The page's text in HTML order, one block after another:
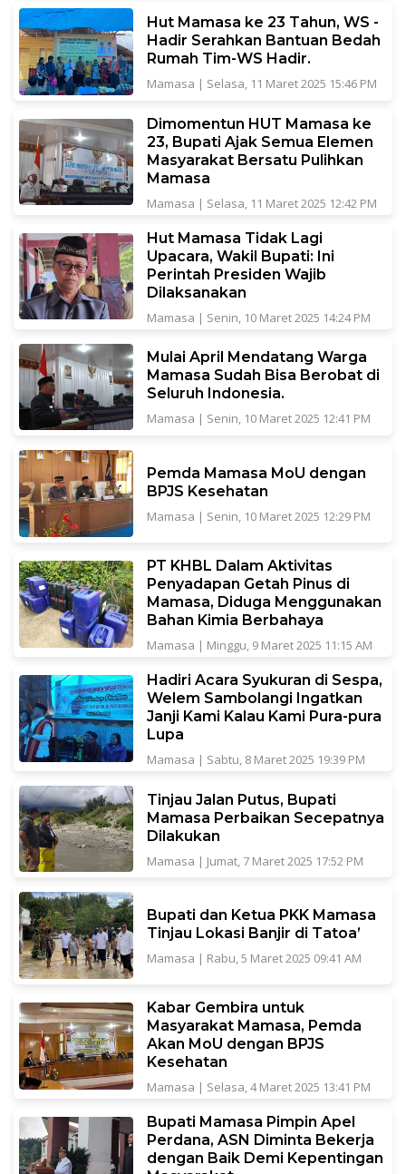
Hut Mamasa ke 23 Tahun, WS -
Hadir Serahkan Bantuan Bedah
Rumah Tim-WS Hadir.
Mamasa | Selasa, 11 Maret 2025 15:46 PM
Dimomentun HUT Mamasa ke
23, Bupati Ajak Semua Elemen
Masyarakat Bersatu Pulihkan
Mamasa
Mamasa | Selasa, 11 Maret 2025 12:42 PM
Hut Mamasa Tidak Lagi
Upacara, Wakil Bupati: Ini
Perintah Presiden Wajib
Dilaksanakan
Mamasa | Senin, 10 Maret 2025 14:24 PM
Mulai April Mendatang Warga
Mamasa Sudah Bisa Berobat di
Seluruh Indonesia.
Mamasa | Senin, 10 Maret 2025 12:41 PM
Pemda Mamasa MoU dengan
BPJS Kesehatan
Mamasa | Senin, 10 Maret 2025 12:29 PM
PT KHBL Dalam Aktivitas
Penyadapan Getah Pinus di
Mamasa, Diduga Menggunakan
Bahan Kimia Berbahaya
Mamasa | Minggu, 9 Maret 2025 11:15 AM
Hadiri Acara Syukuran di Sespa,
Welem Sambolangi Ingatkan
Janji Kami Kalau Kami Pura-pura
Lupa
Mamasa | Sabtu, 8 Maret 2025 19:39 PM
Tinjau Jalan Putus, Bupati
Mamasa Perbaikan Secepatnya
Dilakukan
Mamasa | Jumat, 7 Maret 2025 17:52 PM
Bupati dan Ketua PKK Mamasa
Tinjau Lokasi Banjir di Tatoa’
Mamasa | Rabu, 5 Maret 2025 09:41 AM
Kabar Gembira untuk
Masyarakat Mamasa, Pemda
Akan MoU dengan BPJS
Kesehatan
Mamasa | Selasa, 4 Maret 2025 13:41 PM
Bupati Mamasa Pimpin Apel
Perdana, ASN Diminta Bekerja
dengan Baik Demi Kepentingan